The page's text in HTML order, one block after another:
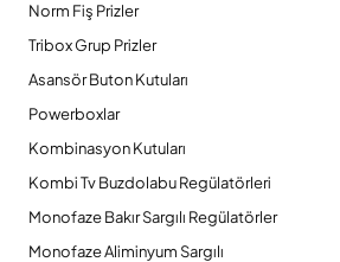
Norm Fiş Prizler
Tribox Grup Prizler
Asansör Buton Kutuları
Powerboxlar
Kombinasyon Kutuları
Kombi Tv Buzdolabu Regülatörleri
Monofaze Bakır Sargılı Regülatörler
Monofaze Aliminyum Sargılı